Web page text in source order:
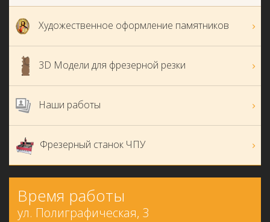
Художественное оформление памятников
3D Модели для фрезерной резки
Наши работы
Фрезерный станок ЧПУ
Время работы
ул. Полиграфическая, 3